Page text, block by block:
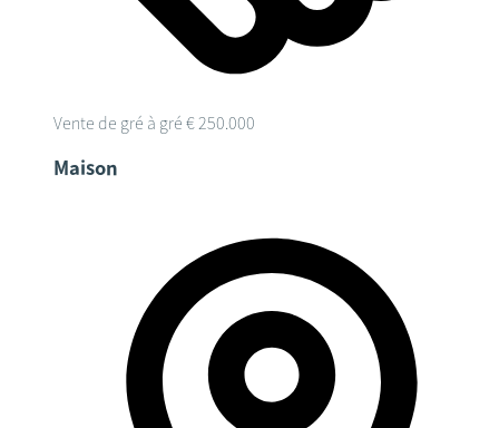
Vente de gré à gré € 250.000
Maison